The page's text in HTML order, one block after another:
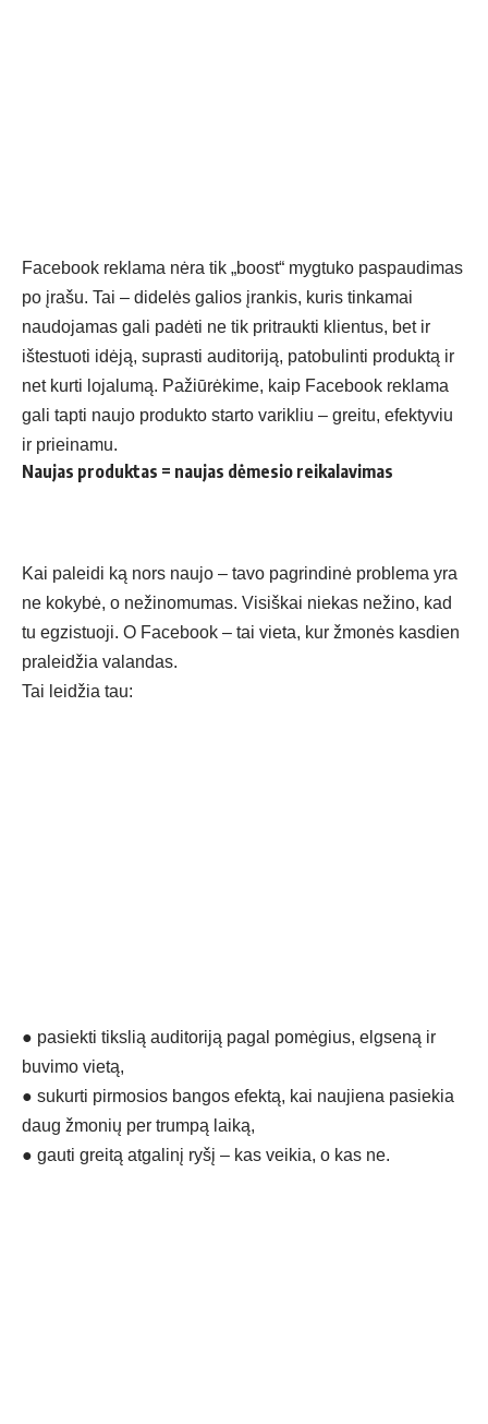
Facebook reklama nėra tik „boost“ mygtuko paspaudimas
po įrašu. Tai – didelės galios įrankis, kuris tinkamai
naudojamas gali padėti ne tik pritraukti klientus, bet ir
ištestuoti idėją, suprasti auditoriją, patobulinti produktą ir
net kurti lojalumą. Pažiūrėkime, kaip Facebook reklama
gali tapti naujo produkto starto varikliu – greitu, efektyviu
ir prieinamu.
Naujas produktas = naujas dėmesio reikalavimas
Kai paleidi ką nors naujo – tavo pagrindinė problema yra
ne kokybė, o nežinomumas. Visiškai niekas nežino, kad
tu egzistuoji. O Facebook – tai vieta, kur žmonės kasdien
praleidžia valandas.
Tai leidžia tau:
● pasiekti tikslią auditoriją pagal pomėgius, elgseną ir
buvimo vietą,
● sukurti pirmosios bangos efektą, kai naujiena pasiekia
daug žmonių per trumpą laiką,
● gauti greitą atgalinį ryšį – kas veikia, o kas ne.